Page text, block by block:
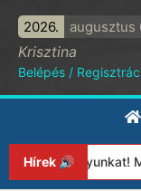
2026. augusztus
Krisztina
Belépés /
Hírek 🔊 Mint az